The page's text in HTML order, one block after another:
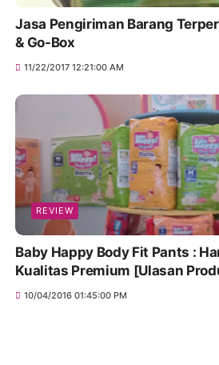
Jasa Pengiriman Barang
& Go-Box
11/22/2017 12:21:00 AM
REVIEW
Baby Happy Body Fit Pants :
Kualitas Premium [Ulasan
10/04/2016 01:45:00 PM